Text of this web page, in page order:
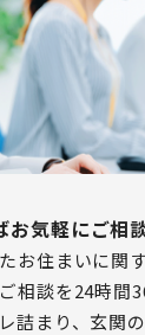
気軽にご相
お住まいに関
相談を24時間
詰まり、玄関